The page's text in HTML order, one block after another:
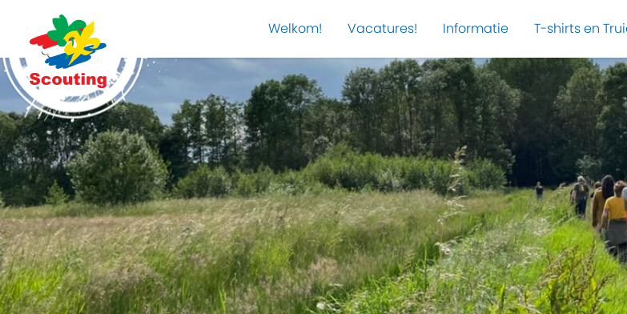
Welkom! Vacatures! Informatie T-shirts en